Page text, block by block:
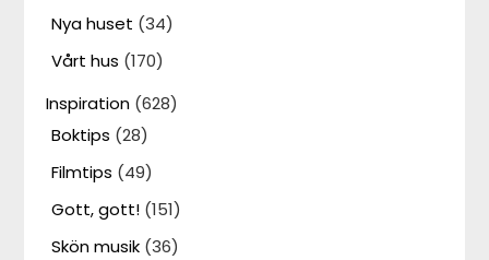
Nya huset (34)
Vårt hus (170)
Inspiration (628)
Boktips (28)
Filmtips (49)
Gott, gott! (151)
Skön musik (36)